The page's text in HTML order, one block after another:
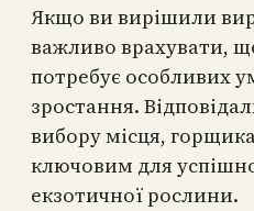
Якщо ви вирішили
важливо врахувати,
потребує особливих
зростання.
вибору місця,
ключовим для
екзотичної рослини.